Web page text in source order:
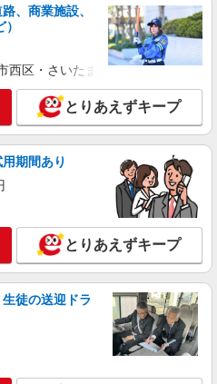
ター/KT600115714402
ー営業）/営業事務
円 ★交通費規定に基づき交通費支
（高輪ゲートウェイ駅）
詳細を見る
ター/KT6001178258
円 ★交通費規定に基づき交通費支
（表参道駅）
詳細を見る
、商業施設、
西区・さいたま市岩槻区・久喜市・
とりあえずキープ
期間あり
とりあえずキープ
徒の送迎ドラ